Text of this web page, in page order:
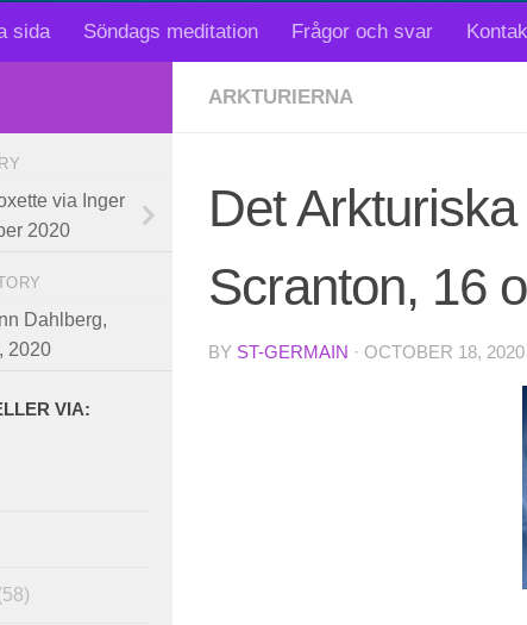
sida Söndags meditation Frågor och svar
ARKTURIERNA
Det
Scranton, 16
BY ST-GERMAIN · OCTOBER 18, 2020
via Inger
2020
Dahlberg,
2020
VIA: